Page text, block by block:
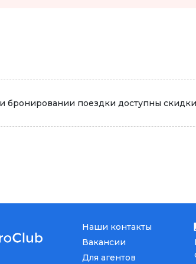
бронировании поездки доступны
Наши контакты
Вакансии
Для агентов